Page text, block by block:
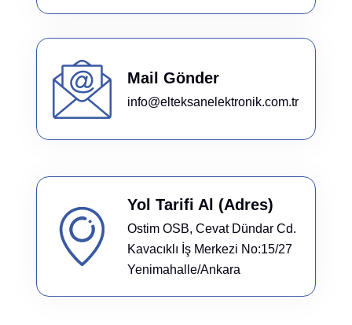
Mail Gönder
info@elteksanelektronik.com.tr
Yol Tarifi Al (Adres)
Ostim OSB, Cevat Dündar Cd.
Kavacıklı İş Merkezi No:15/27
Yenimahalle/Ankara